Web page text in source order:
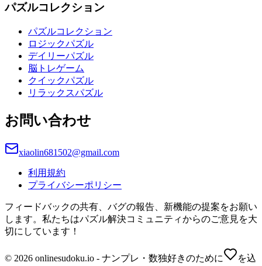
パズルコレクション
パズルコレクション
ロジックパズル
デイリーパズル
脳トレゲーム
クイックパズル
リラックスパズル
お問い合わせ
xiaolin681502@gmail.com
利用規約
プライバシーポリシー
フィードバックの共有、バグの報告、新機能の提案をお願い
します。私たちはパズル解決コミュニティからのご意見を大
切にしています！
© 2026 onlinesudoku.io - ナンプレ・数独好きのために
を込